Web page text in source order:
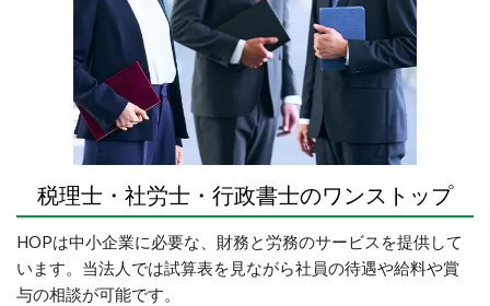
税理士・社労士・行政書士のワンストップ
HOPは中小企業に必要な、財務と労務のサービスを提供して
います。 当法人では試算表を見ながら社員の待遇や給料や賞
与の相談が可能です。